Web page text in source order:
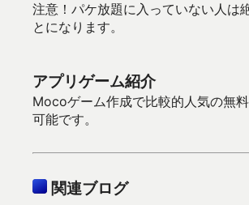
注意！パケ放題に入っていない人は
とになります。
アプリゲーム紹介
Mocoゲーム作成で比較的人気の無
可能です。
関連ブログ